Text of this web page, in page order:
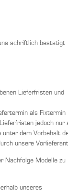
schriftlich bestätigt
Lieferfristen und
als Fixtermin
jedoch nur
unter dem Vorbehalt
unsere
Nachfolge Modelle zu
unseres